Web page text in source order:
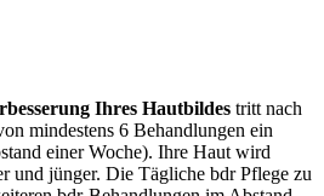
Ihres Hautbildes tritt nach
mindestens 6 Behandlungen ein
einer Woche). Ihre Haut wird
und jünger. Die Tägliche bdr Pflege zu